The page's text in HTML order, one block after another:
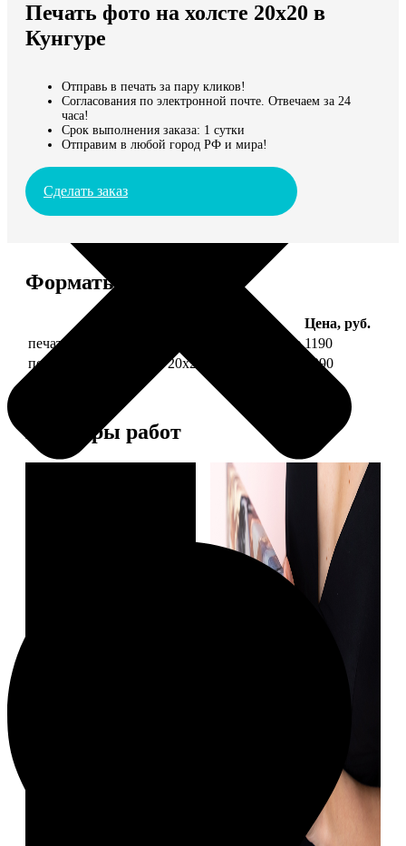
Мы доставляем по всему миру
Продолжить без города
Печать фото на холсте 20х20 в
Кунгуре
Отправь в печать за пару кликов!
Согласования по электронной почте. Отвечаем за 24
часа!
Срок выполнения заказа: 1 сутки
Отправим в любой город РФ и мира!
Сделать заказ
Форматы и цены
Цена, руб.
печать фото на холсте 20х20 на подрамнике 1190
печать фото на холсте 20х20 в раме
3990
Примеры работ